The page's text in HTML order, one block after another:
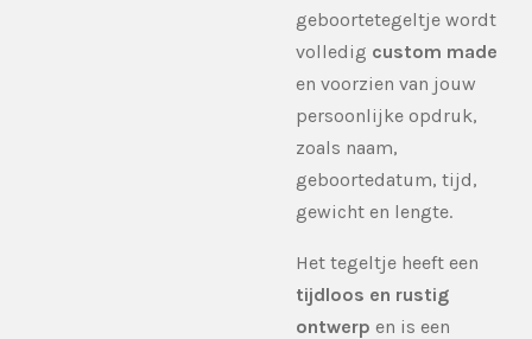
geboortetegeltje wordt
volledig custom made
en voorzien van jouw
persoonlijke opdruk,
zoals naam,
geboortedatum, tijd,
gewicht en lengte.
Het tegeltje heeft een
tijdloos en rustig
ontwerp en is een